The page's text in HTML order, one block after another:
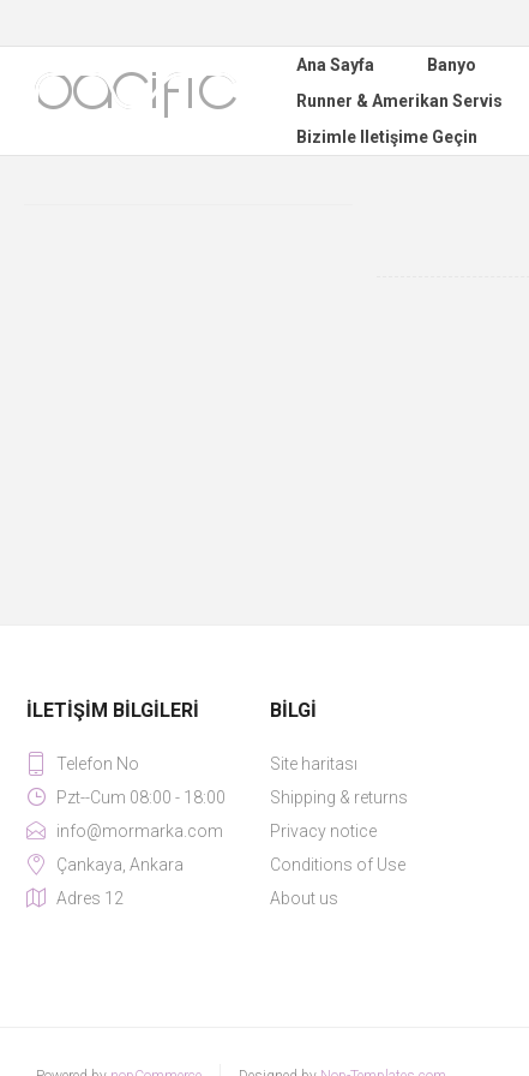
Ana Sayfa Banyo
Runner & Amerikan Servis
Bizimle Iletişime Geçin
İLETIŞIM BILGILERI
Telefon No
Pzt--Cum 08:00 - 18:00
info@mormarka.com
Çankaya, Ankara
Adres 12
BILGI
Site haritası
Shipping & returns
Privacy notice
Conditions of Use
About us